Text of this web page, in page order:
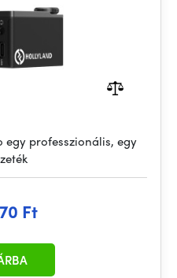
egy professzionális, egy
Ft